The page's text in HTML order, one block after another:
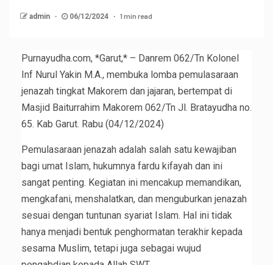
admin 06/12/2024 1 min read
Purnayudha.com, *Garut,* – Danrem 062/Tn Kolonel
Inf Nurul Yakin M.A., membuka lomba pemulasaraan
jenazah tingkat Makorem dan jajaran, bertempat di
Masjid Baiturrahim Makorem 062/Tn Jl. Bratayudha no.
65. Kab Garut. Rabu (04/12/2024)
Pemulasaraan jenazah adalah salah satu kewajiban
bagi umat Islam, hukumnya fardu kifayah dan ini
sangat penting. Kegiatan ini mencakup memandikan,
mengkafani, menshalatkan, dan menguburkan jenazah
sesuai dengan tuntunan syariat Islam. Hal ini tidak
hanya menjadi bentuk penghormatan terakhir kepada
sesama Muslim, tetapi juga sebagai wujud